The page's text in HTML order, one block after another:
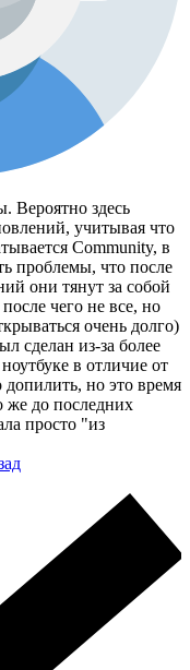
Вероятно здесь
учитывая что
Community, в
проблемы, что после
они тянут за собой
чего не все, но
очень долго)
сделан из-за более
в отличие от
но это время
же до последних
просто "из